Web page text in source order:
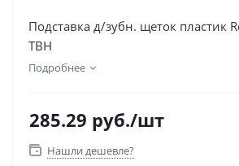
Подставка д/зубн. щеток пластик
TBH
Подробнее
285.29 руб./шт
Нашли дешевле?